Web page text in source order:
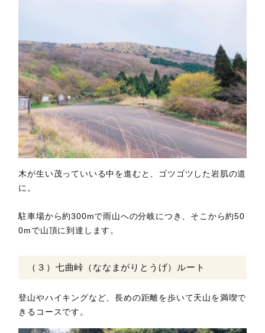
木が生い茂っていいる中を進むと、ゴツゴツした岩肌の道
に。
駐車場から約300mで雨山への分岐につき、そこから約50
0mで山頂に到達します。
（３）七曲峠（ななまがりとうげ）ルート
登山やハイキングなど、長めの距離を歩いて天山を満喫で
きるコースです。